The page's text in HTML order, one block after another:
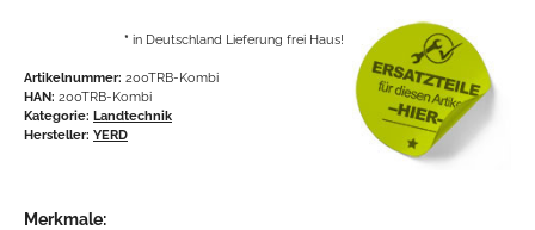
* in Deutschland Lieferung frei Haus!
Artikelnummer: 200TRB-Kombi
HAN: 200TRB-Kombi
Kategorie: Landtechnik
Hersteller: YERD
Merkmale: